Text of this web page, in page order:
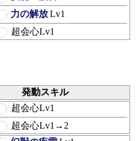
力の解放Lv1
超会心Lv1
発動スキル
超会心Lv1
超会心Lv1→2